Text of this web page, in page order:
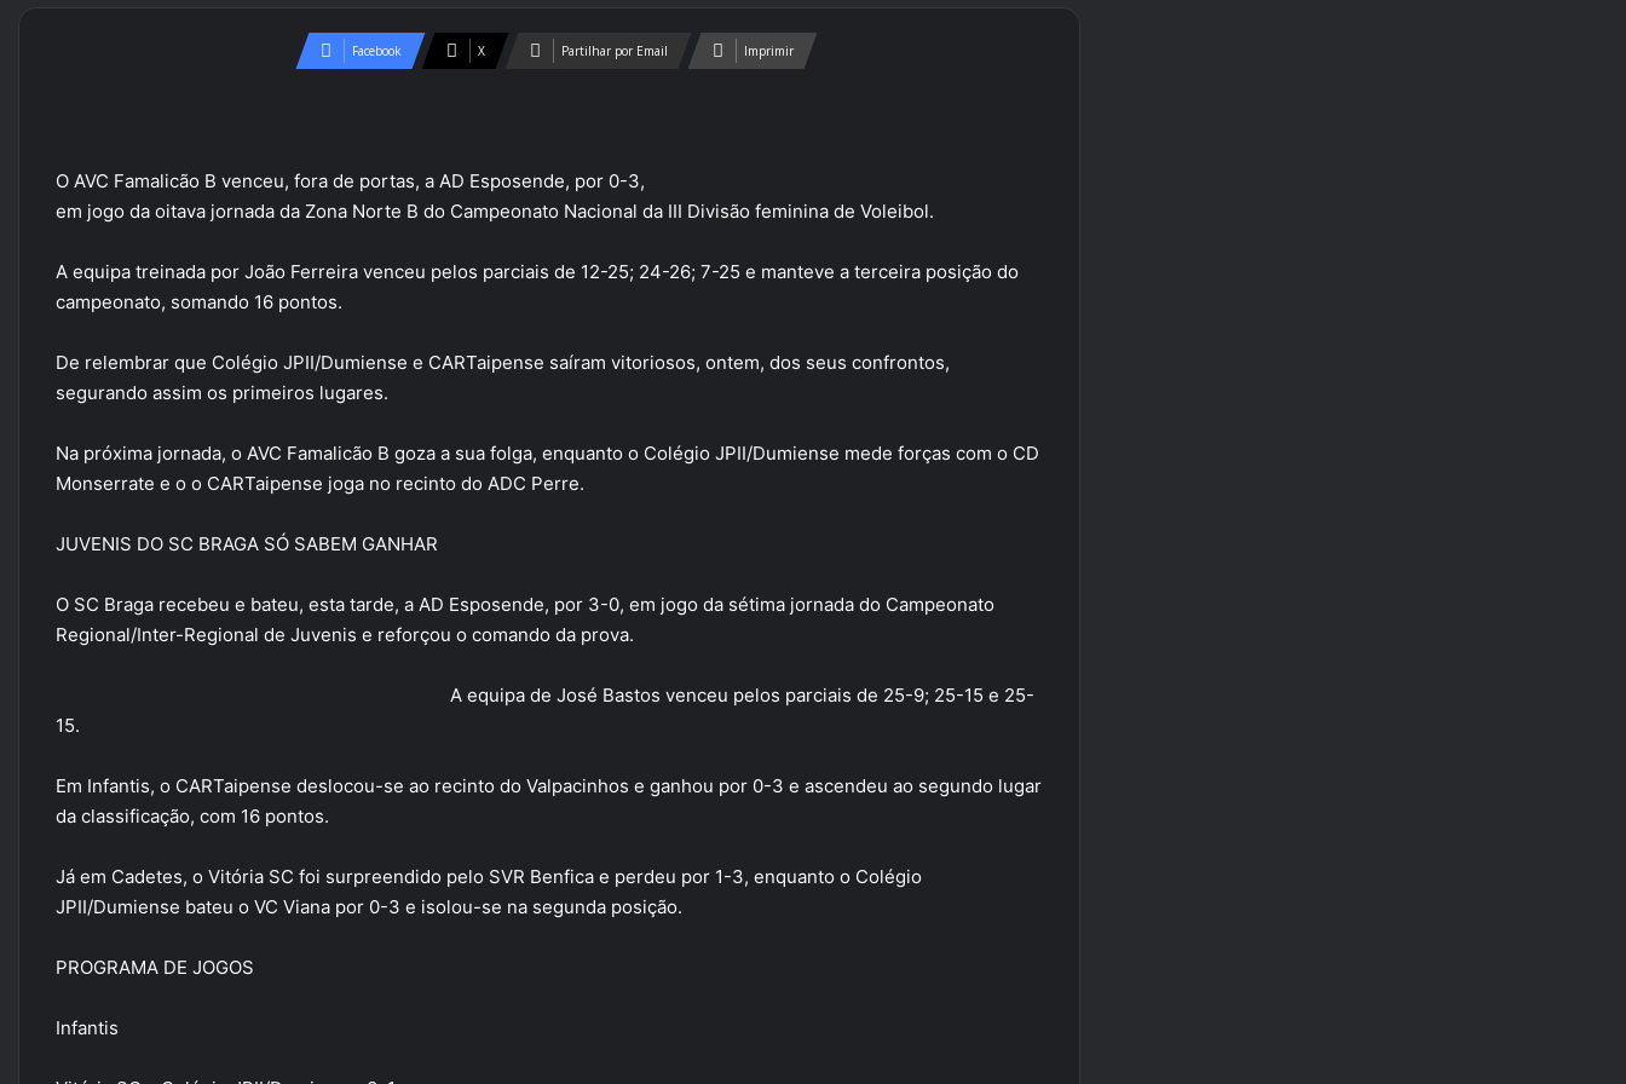
Facebook X Partilhar por Email Imprimir
O AVC Famalicão B venceu, fora de portas, a AD Esposende, por 0-3,
em jogo da oitava jornada da Zona Norte B do Campeonato Nacional da III Divisão feminina de Voleibol.
A equipa treinada por João Ferreira venceu pelos parciais de 12-25; 24-26; 7-25 e manteve a terceira posição do
campeonato, somando 16 pontos.
De relembrar que Colégio JPII/Dumiense e CARTaipense saíram vitoriosos, ontem, dos seus confrontos,
segurando assim os primeiros lugares.
Na próxima jornada, o AVC Famalicão B goza a sua folga, enquanto o Colégio JPII/Dumiense mede forças com o CD
Monserrate e o o CARTaipense joga no recinto do ADC Perre.
JUVENIS DO SC BRAGA SÓ SABEM GANHAR
O SC Braga recebeu e bateu, esta tarde, a AD Esposende, por 3-0, em jogo da sétima jornada do Campeonato
Regional/Inter-Regional de Juvenis e reforçou o comando da prova.
A equipa de José Bastos venceu pelos parciais de 25-9; 25-15 e 25-
15.
Em Infantis, o CARTaipense deslocou-se ao recinto do Valpacinhos e ganhou por 0-3 e ascendeu ao segundo lugar
da classificação, com 16 pontos.
Já em Cadetes, o Vitória SC foi surpreendido pelo SVR Benfica e perdeu por 1-3, enquanto o Colégio
JPII/Dumiense bateu o VC Viana por 0-3 e isolou-se na segunda posição.
PROGRAMA DE JOGOS
Infantis